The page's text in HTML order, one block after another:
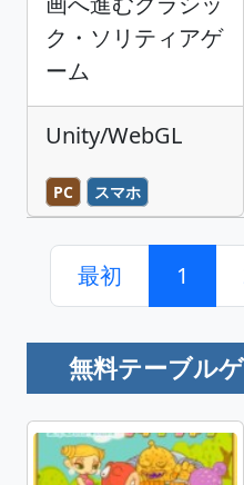
ク・ソリティアゲ
ーム
Unity/WebGL
PC スマホ
最初 1
無料テーブル